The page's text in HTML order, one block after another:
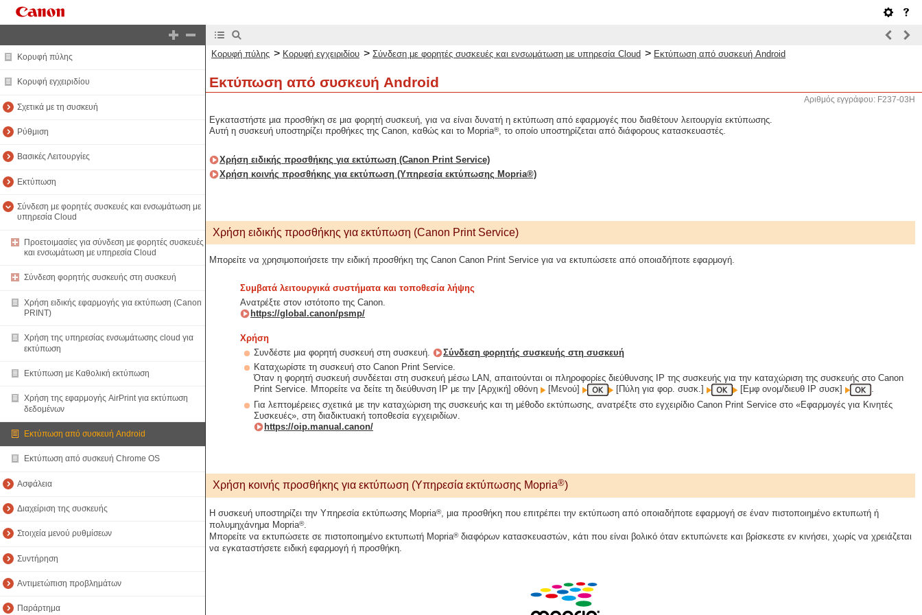
Κορυφή πύλης
Κορυφή εγχειριδίου
Σχετικά με τη συσκευή
Ρύθμιση
Βασικές Λειτουργίες
Εκτύπωση
Σύνδεση με φορητές συσκευές και ενσωμάτωση με
υπηρεσία Cloud
Προετοιμασίες για σύνδεση με φορητές συσκευές
και ενσωμάτωση με υπηρεσία Cloud
Σύνδεση φορητής συσκευής στη συσκευή
Χρήση ειδικής εφαρμογής για εκτύπωση (Canon
PRINT)
Χρήση της υπηρεσίας ενσωμάτωσης cloud για
εκτύπωση
Εκτύπωση με Καθολική εκτύπωση
Χρήση της εφαρμογής AirPrint για εκτύπωση
δεδομένων
Εκτύπωση από συσκευή Android
Εκτύπωση από συσκευή Chrome OS
Ασφάλεια
Διαχείριση της συσκευής
Στοιχεία μενού ρυθμίσεων
Συντήρηση
Αντιμετώπιση προβλημάτων
Παράρτημα
Κορυφή πύλης > Κορυφή εγχειριδίου > Σύνδεση με φορητές συσκευές και ενσωμάτωση με υπηρεσία Cloud > Εκτύπωση από συσκευή Android
Εκτύπωση από συσκευή Android
Αριθμός εγγράφου: F237-03H
Εγκαταστήστε μια προσθήκη σε μια φορητή συσκευή, για να είναι δυνατή η εκτύπωση από εφαρμογές που διαθέτουν λειτουργία εκτύπωσης.
Αυτή η συσκευή υποστηρίζει προθήκες της Canon, καθώς και το Mopria®, το οποίο υποστηρίζεται από διάφορους κατασκευαστές.
Χρήση ειδικής προσθήκης για εκτύπωση (Canon Print Service)
Χρήση κοινής προσθήκης για εκτύπωση (Υπηρεσία εκτύπωσης Mopria®)
Χρήση ειδικής προσθήκης για εκτύπωση (Canon Print Service)
Μπορείτε να χρησιμοποιήσετε την ειδική προσθήκη της Canon Canon Print Service για να εκτυπώσετε από οποιαδήποτε εφαρμογή.
Συμβατά λειτουργικά συστήματα και τοποθεσία λήψης
Ανατρέξτε στον ιστότοπο της Canon.
https://global.canon/psmp/
Χρήση
Συνδέστε μια φορητή συσκευή στη συσκευή.
Σύνδεση φορητής συσκευής στη συσκευή
Καταχωρίστε τη συσκευή στο Canon Print Service.
Όταν η φορητή συσκευή συνδέεται στη συσκευή μέσω LAN, απαιτούνται οι πληροφορίες διεύθυνσης IP της συσκευής για την καταχώριση της συσκευής στο Canon
Print Service. Μπορείτε να δείτε τη διεύθυνση IP με την [Αρχική] οθόνη
[Μενού] [Πύλη για φορ. συσκ.] [Εμφ ονομ/διευθ ΙΡ συσκ]
.
Για λεπτομέρειες σχετικά με την καταχώριση της συσκευής και τη μέθοδο εκτύπωσης, ανατρέξτε στο εγχειρίδιο Canon Print Service στο «Εφαρμογές για Κινητές
Συσκευές», στη διαδικτυακή τοποθεσία εγχειριδίων.
https://oip.manual.canon/
Χρήση κοινής προσθήκης για εκτύπωση (Υπηρεσία εκτύπωσης Mopria®)
Η συσκευή υποστηρίζει την Υπηρεσία εκτύπωσης Mopria®, μια προσθήκη που επιτρέπει την εκτύπωση από οποιαδήποτε εφαρμογή σε έναν πιστοποιημένο εκτυπωτή ή
πολυμηχάνημα Mopria®.
Μπορείτε να εκτυπώσετε σε πιστοποιημένο εκτυπωτή Mopria®διαφόρων κατασκευαστών, κάτι που είναι βολικό όταν εκτυπώνετε και βρίσκεστε εν κινήσει, χωρίς να χρειάζεται
να εγκαταστήσετε ειδική εφαρμογή ή προσθήκη.